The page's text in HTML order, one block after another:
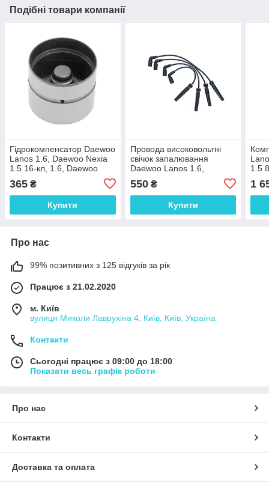
Подібні товари компанії
Гідрокомпенсатор Daewoo
Lanos 1.6, Daewoo Nexia
1.5 16-кл, 1.6, Daewoo
Nubira 1.6 Schaeffler INA
365 ₴
Купити
Провода високовольтні
свічок запалювання
Daewoo Lanos 1.6,
Daewoo Nexia 1.5 16-кл,
1.6, Daewoo Nubira 1.6
Parts Mall
550₴
Купити
1.5
1
Про нас
99% позитивних з 125 відгуків за рік
Працює з 21.02.2020
м. Київ
вулиця Миколи Лаврухіна 4, Київ, Київ, Україна
Контакти
Сьогодні працює з 09:00 до 18:00
Показати весь графік роботи
Про нас
Контакти
Доставка та оплата